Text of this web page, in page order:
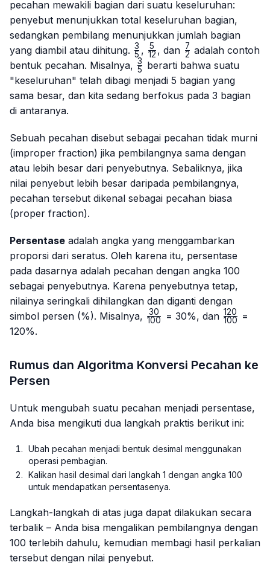
pecahan mewakili bagian dari suatu keseluruhan:
penyebut menunjukkan total keseluruhan bagian,
sedangkan pembilang menunjukkan jumlah bagian
yang diambil atau dihitung. \frac{3}
{5}
5
3 , \frac{5}
{12}
12
5 , dan \frac{7}
{2}
2
7 adalah contoh
bentuk pecahan. Misalnya, \frac{3}
{5}
5
3
berarti bahwa suatu
"keseluruhan" telah dibagi menjadi 5 bagian yang
sama besar, dan kita sedang berfokus pada 3 bagian
di antaranya.
Sebuah pecahan disebut sebagai pecahan tidak murni
(improper fraction) jika pembilangnya sama dengan
atau lebih besar dari penyebutnya. Sebaliknya, jika
nilai penyebut lebih besar daripada pembilangnya,
pecahan tersebut dikenal sebagai pecahan biasa
(proper fraction).
Persentase adalah angka yang menggambarkan
proporsi dari seratus. Oleh karena itu, persentase
pada dasarnya adalah pecahan dengan angka 100
sebagai penyebutnya. Karena penyebutnya tetap,
nilainya seringkali dihilangkan dan diganti dengan
simbol persen (%). Misalnya, \frac{30}
100
30 = 30%, dan 100
120
=
120%.
Rumus dan Algoritma Konversi Pecahan ke
Persen
Untuk mengubah suatu pecahan menjadi persentase,
Anda bisa mengikuti dua langkah praktis berikut ini:
Ubah pecahan menjadi bentuk desimal menggunakan
operasi pembagian.
Kalikan hasil desimal dari langkah 1 dengan angka 100
untuk mendapatkan persentasenya.
Langkah-langkah di atas juga dapat dilakukan secara
terbalik – Anda bisa mengalikan pembilangnya dengan
100 terlebih dahulu, kemudian membagi hasil perkalian
tersebut dengan nilai penyebut.